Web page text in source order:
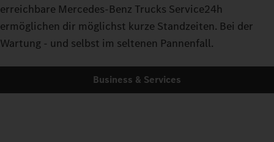
erreichbare Mercedes-Benz Trucks Service24h
ermöglichen dir möglichst kurze Standzeiten. Bei der
Wartung - und selbst im seltenen Pannenfall.
Business & Services